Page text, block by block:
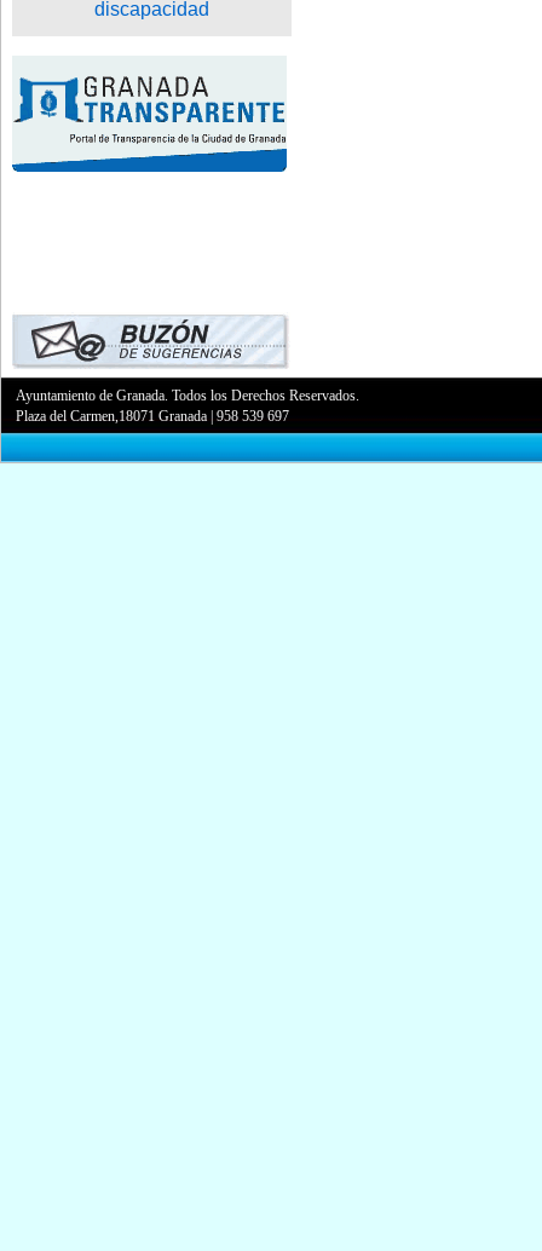
Ayuntamiento de Granada. Todos los Derechos Reservados.
Plaza del Carmen,18071 Granada |958 539 697